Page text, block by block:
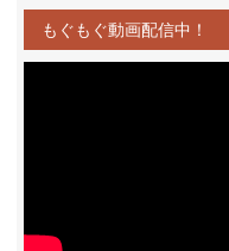
もぐもぐ動画配信中！